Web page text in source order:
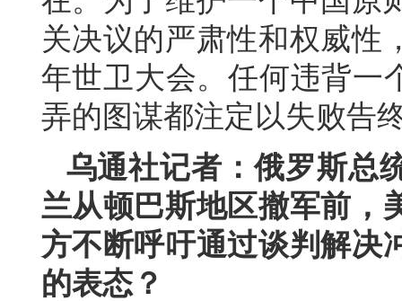
关决议的严肃性和权威性
年世卫大会。任何违背一
弄的图谋都注定以失败告
乌通社记者：俄罗斯总
兰从顿巴斯地区撤军前，
方不断呼吁通过谈判解决
的表态？